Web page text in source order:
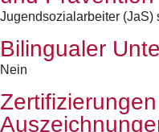
Jugendsozialarbeiter (JaS)
Bilingualer
Nein